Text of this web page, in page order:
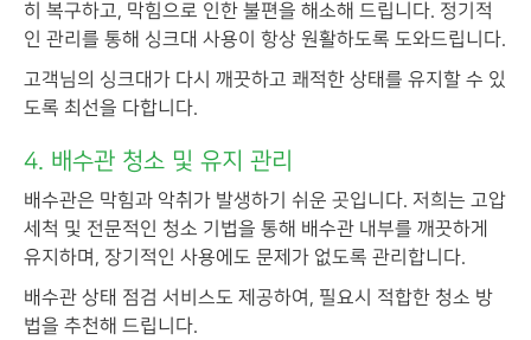
히 복구하고, 막힘으로 인한 불편을 해소해 드립니다. 정기적
인 관리를 통해 싱크대 사용이 항상 원활하도록 도와드립니다.
고객님의 싱크대가 다시 깨끗하고 쾌적한 상태를 유지할 수 있
도록 최선을 다합니다.
4. 배수관 청소 및 유지 관리
배수관은 막힘과 악취가 발생하기 쉬운 곳입니다. 저희는 고압
세척 및 전문적인 청소 기법을 통해 배수관 내부를 깨끗하게
유지하며, 장기적인 사용에도 문제가 없도록 관리합니다.
배수관 상태 점검 서비스도 제공하여, 필요시 적합한 청소 방
법을 추천해 드립니다.